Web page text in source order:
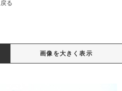
る
画像を大きく表示